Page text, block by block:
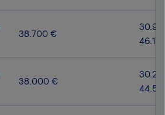
38.700 €
38.000 €